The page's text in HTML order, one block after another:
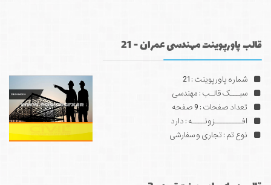
قالب پاورپوینت مهندسی عمران - 21
شماره پاورپوینت : 21
سبـــک قالـب : مهندسی
تعداد صفحات : 9 صفحه
افـــــــــزونــــه : دارد
نوع تم : تجاری و سفارشی